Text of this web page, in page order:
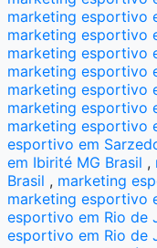
marketing esportivo
marketing esportivo
marketing esportivo
marketing esportivo
marketing esportivo
marketing esportivo
marketing esportivo
esportivo em
em Ibirité MG Brasil ,
Brasil , marketing
marketing esportivo
esportivo em Rio de
esportivo em Rio de